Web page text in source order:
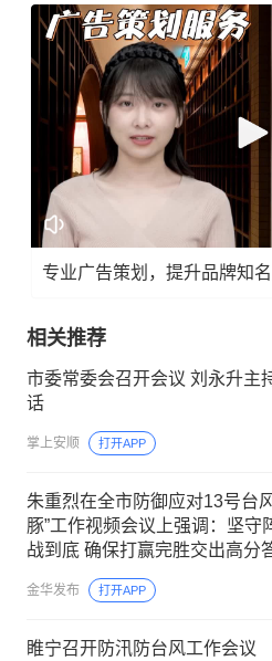
专业广告策划，提升品牌知
相关推荐
市委常委会召开会议 刘永升主持并讲
话
掌上安顺 打开APP
朱重烈在全市防御应对13号台
豚”工作视频会议上强调：坚守
战到底 确保打赢完胜交出高分
金华发布 打开APP
睢宁召开防汛防台风工作会议